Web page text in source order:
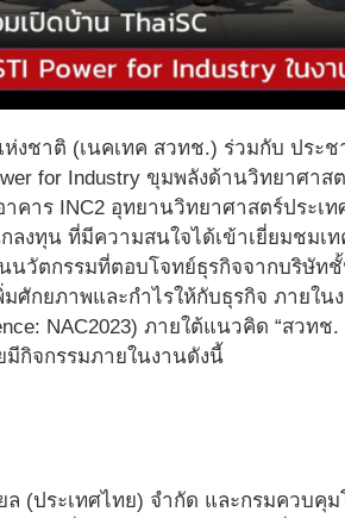
งชาติ (เนคเทค สวทช.) ร่วมกับ ประ
for Industry ขุมพลังด้านวิทยาศา
คาร INC2 อุทยานวิทยาศาสตร์ประเ
งทุน ที่มีความสนใจได้เข้าเยี่ยมชมเ
วัตกรรมที่ตอบโจทย์ธุรกิจจากบริษัท
ศักยภาพและกำไรให้กับธุรกิจ ภายใน
NAC2023) ภายใต้แนวคิด “สวท
มีกิจกรรมภายในงานดังนี้
(ประเทศไทย) จำกัด และกรมควบคุ